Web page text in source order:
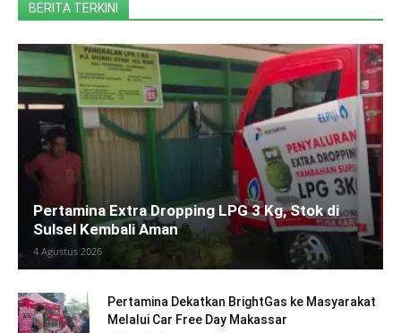
BERITA TERKINI
Pertamina Extra Dropping LPG 3 Kg, Stok di
Sulsel Kembali Aman
4 Agustus 2026
Pertamina Dekatkan BrightGas ke Masyarakat
Melalui Car Free Day Makassar